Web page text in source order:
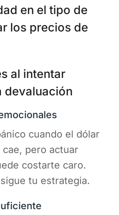
en el tipo de
los precios de
al intentar
devaluación
cuando el dólar
pero actuar
costarte caro.
tu estrategia.